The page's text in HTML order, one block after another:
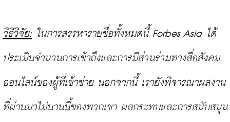
วิธีวิจัย: ในการสรรหารายชื่อทั้งหมดนี้ Forbes Asia ได้
ประเมินจำนวนการเข้าถึงและการมีส่วนร่วมทางสื่อสังคม
ออนไลน์ของผู้ที่เข้าข่าย นอกจากนี้ เรายังพิจารณาผลงาน
ที่ผ่านมาไม่นานนี้ของพวกเขา ผลกระทบและการสนับสนุน